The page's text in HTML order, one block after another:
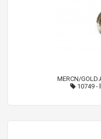
MERCN/
10749 -